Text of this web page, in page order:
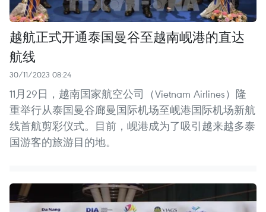
越航正式开通泰国曼谷至越南岘港的直达
航线
30/11/2023 08:24
11月29日，越南国家航空公司（Vietnam Airlines）隆
重举行从泰国曼谷廊曼国际机场至岘港国际机场新航
线首航剪彩仪式。目前，岘港成为了吸引越来越多泰
国游客的旅游目的地。